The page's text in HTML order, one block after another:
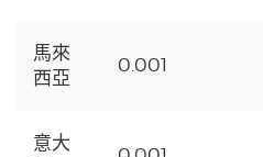
馬來
西亞
0.001
意大